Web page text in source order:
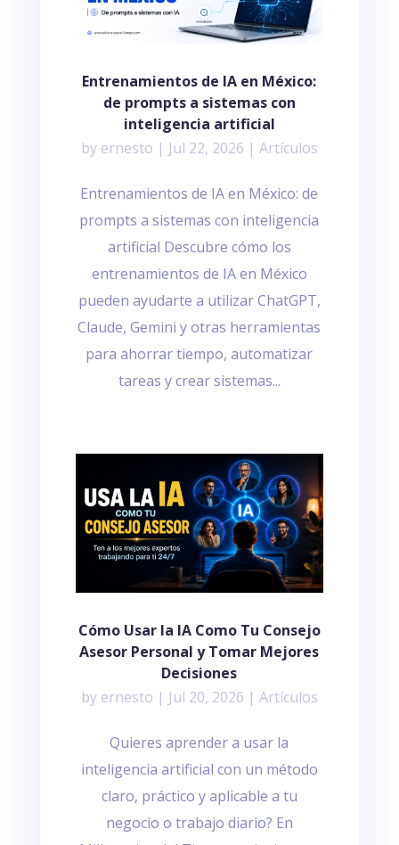
Entrenamientos de IA en México:
de prompts a sistemas con
inteligencia artificial
by ernesto | Jul 22, 2026 | Artículos
Entrenamientos de IA en México: de
prompts a sistemas con inteligencia
artificial Descubre cómo los
entrenamientos de IA en México
pueden ayudarte a utilizar ChatGPT,
Claude, Gemini y otras herramientas
para ahorrar tiempo, automatizar
tareas y crear sistemas...
Cómo Usar la IA Como Tu Consejo
Asesor Personal y Tomar Mejores
Decisiones
by ernesto | Jul 20, 2026 | Artículos
Quieres aprender a usar la
inteligencia artificial con un método
claro, práctico y aplicable a tu
negocio o trabajo diario? En